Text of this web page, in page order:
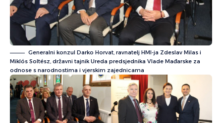
Generalni konzul Darko Horvat, ravnatelj HMI-ja Zdeslav Milas i
Miklós Soltész, državni tajnik Ureda predsjednika Vlade Mađarske za
odnose s narodnostima i vjerskim zajednicama